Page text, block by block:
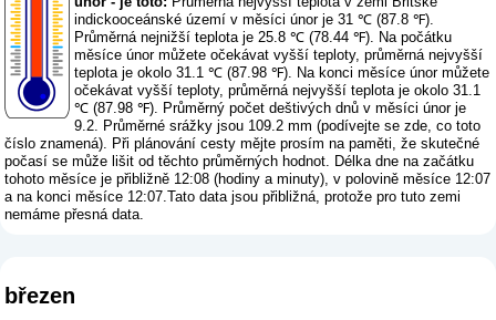
indickooceánské území v měsíci únor je 31 ℃ (87.8 ℉).
Průměrná nejnižší teplota je 25.8 ℃ (78.44 ℉). Na počátku
měsíce únor můžete očekávat vyšší teploty, průměrná nejvyšší
teplota je okolo 31.1 ℃ (87.98 ℉). Na konci měsíce únor můžete
očekávat vyšší teploty, průměrná nejvyšší teplota je okolo 31.1
℃ (87.98 ℉). Průměrný počet deštivých dnů v měsíci únor je
9.2. Průměrné srážky jsou 109.2 mm (podívejte se zde, co toto
číslo znamená). Při plánování cesty mějte prosím na paměti, že skutečné
počasí se může lišit od těchto průměrných hodnot. Délka dne na začátku
tohoto měsíce je přibližně 12:08 (hodiny a minuty), v polovině měsíce 12:07
a na konci měsíce 12:07.Tato data jsou přibližná, protože pro tuto zemi
nemáme přesná data.
březen